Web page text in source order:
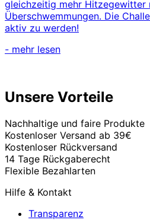
gleichzeitig mehr Hitzegewitter
Überschwemmungen. Die
aktiv zu werden!
- mehr lesen
Unsere Vorteile
Nachhaltige und faire Produkte
Kostenloser Versand ab 39€
Kostenloser Rückversand
14 Tage Rückgaberecht
Flexible Bezahlarten
Hilfe & Kontakt
Transparenz